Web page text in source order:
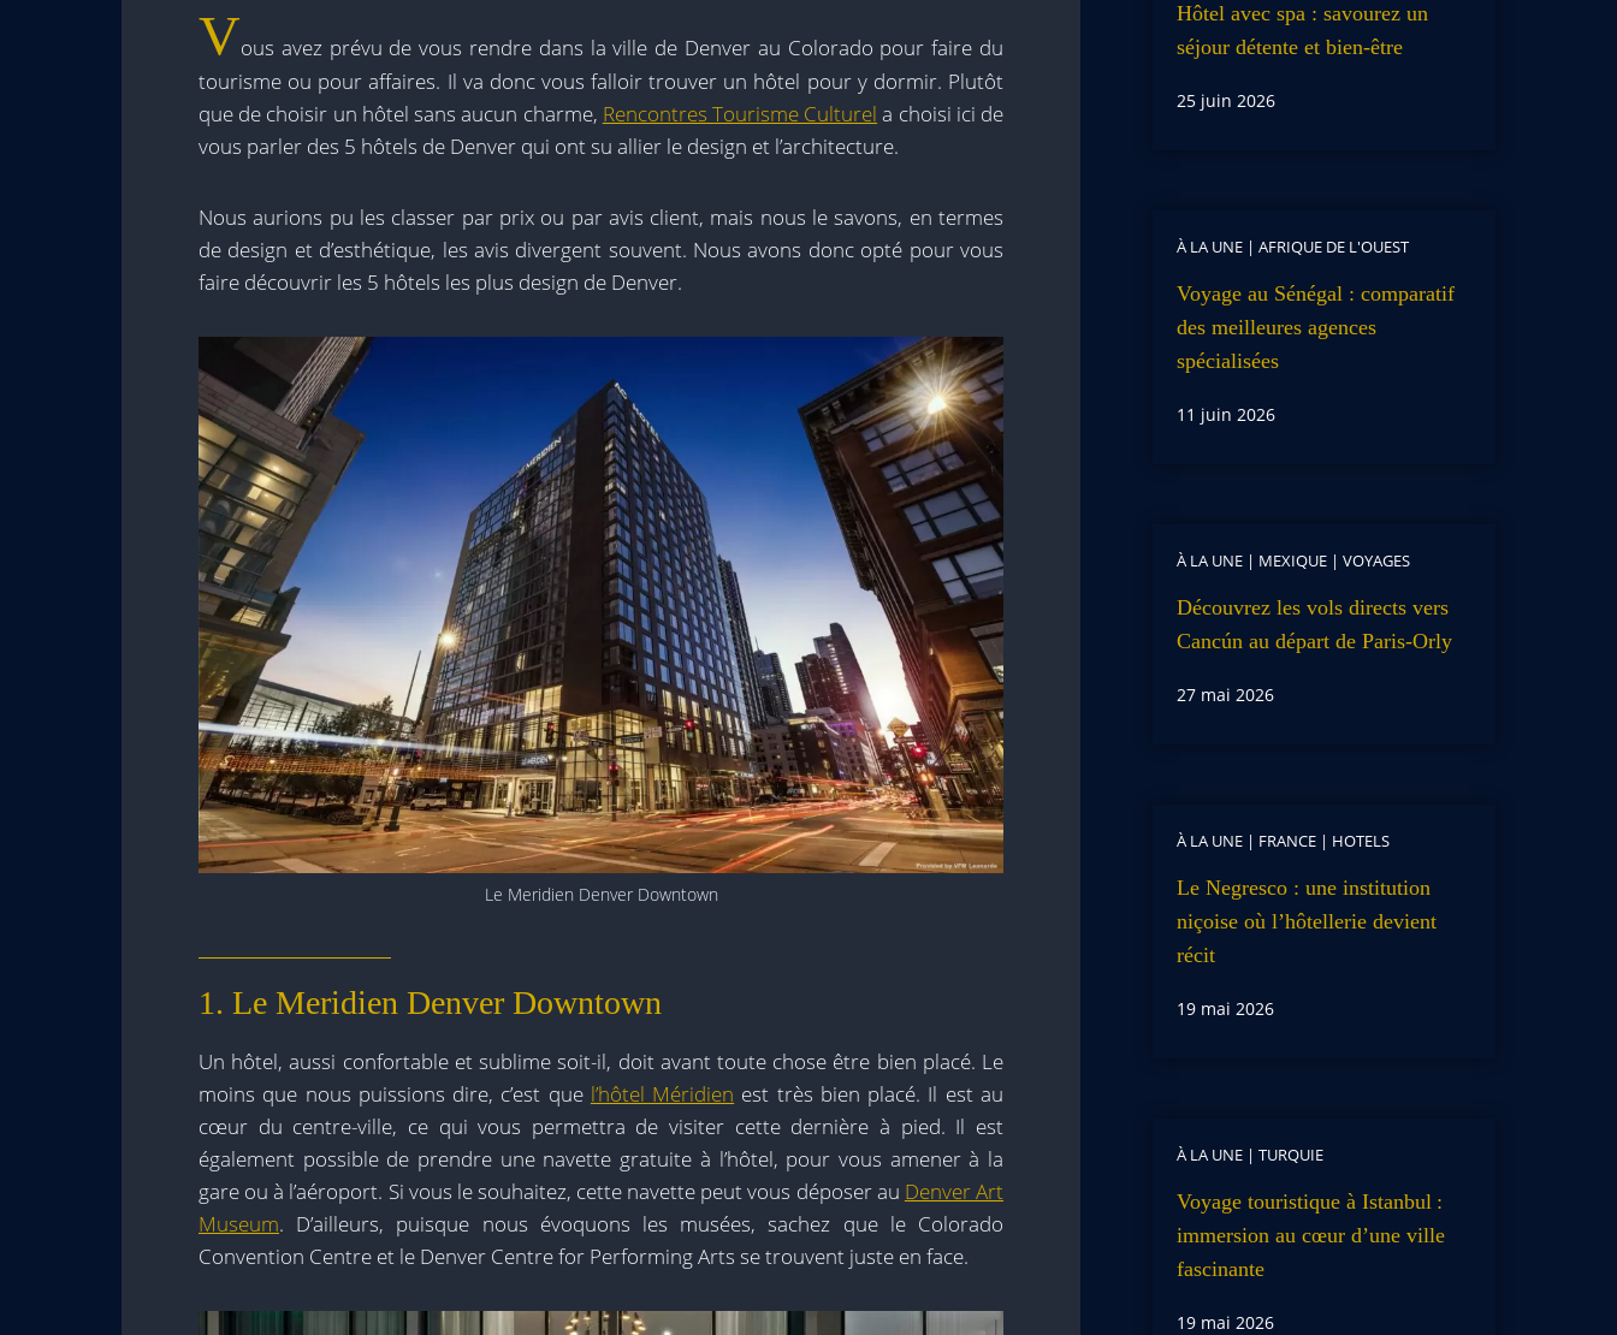
Vous avez prévu de vous rendre dans la ville de Denver au Colorado pour faire du
tourisme ou pour affaires. Il va donc vous falloir trouver un hôtel pour y dormir. Plutôt
que de choisir un hôtel sans aucun charme, Rencontres Tourisme Culturel a choisi ici de
vous parler des 5 hôtels de Denver qui ont su allier le design et l’architecture.
Nous aurions pu les classer par prix ou par avis client, mais nous le savons, en termes
de design et d’esthétique, les avis divergent souvent. Nous avons donc opté pour vous
faire découvrir les 5 hôtels les plus design de Denver.
Le Meridien Denver Downtown
1. Le Meridien Denver Downtown
Un hôtel, aussi confortable et sublime soit-il, doit avant toute chose être bien placé. Le
moins que nous puissions dire, c’est que l’hôtel Méridien est très bien placé. Il est au
cœur du centre-ville, ce qui vous permettra de visiter cette dernière à pied. Il est
également possible de prendre une navette gratuite à l’hôtel, pour vous amener à la
gare ou à l’aéroport. Si vous le souhaitez, cette navette peut vous déposer au Denver Art
Museum. D’ailleurs, puisque nous évoquons les musées, sachez que le Colorado
Convention Centre et le Denver Centre for Performing Arts se trouvent juste en face.
Hôtel avec spa : savourez un
séjour détente et bien-être
25 juin 2026
À LA UNE| AFRIQUE DE L'OUEST
Voyage au Sénégal : comparatif
des meilleures agences
spécialisées
11 juin 2026
À LA UNE| MEXIQUE| VOYAGES
Découvrez les vols directs vers
Cancún au départ de Paris-Orly
27 mai 2026
À LA UNE| FRANCE| HOTELS
Le Negresco : une institution
niçoise où l’hôtellerie devient
récit
19 mai 2026
À LA UNE| TURQUIE
Voyage touristique à Istanbul :
immersion au cœur d’une ville
fascinante
19 mai 2026